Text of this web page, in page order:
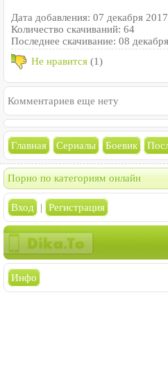
Дата добавления: 07 декабря
Количество скачиваний: 64
Последнее скачивание: 08
Не нравится (1)
Комментариев еще нету
Главная Сериалы Боевик
Порно по категориям онлайн
Вход | Регистрация
Инфо